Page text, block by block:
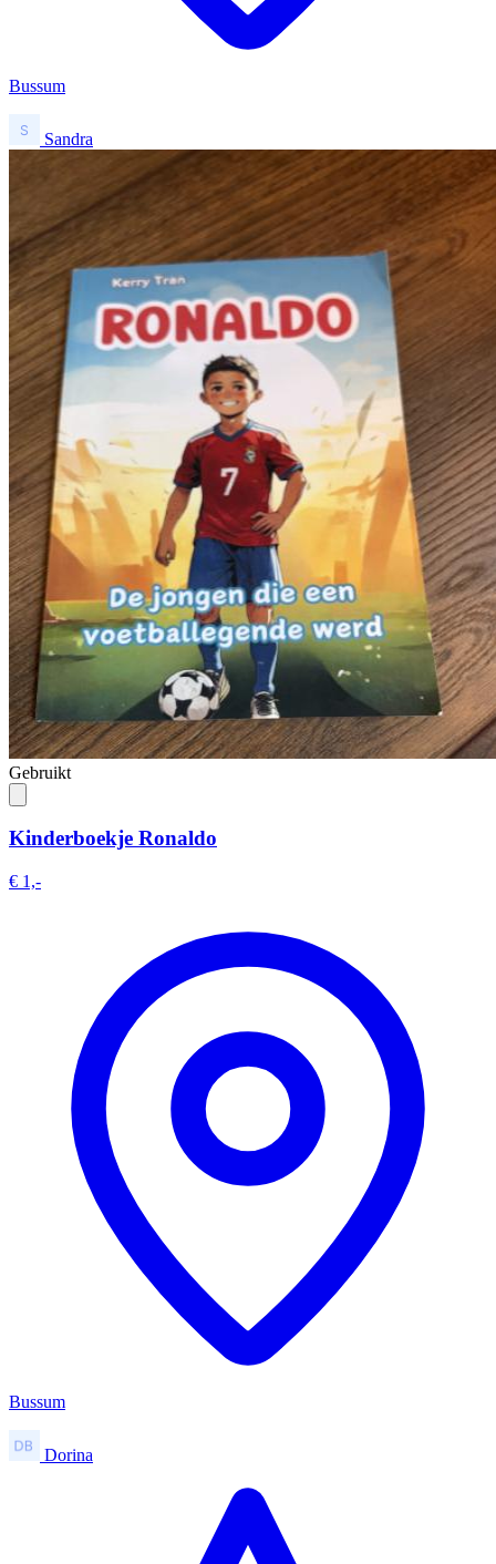
Bussum
Sandra
Gebruikt
Kinderboekje Ronaldo
€ 1,-
Bussum
Dorina